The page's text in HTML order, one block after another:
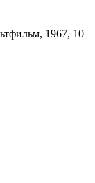
1967, 10